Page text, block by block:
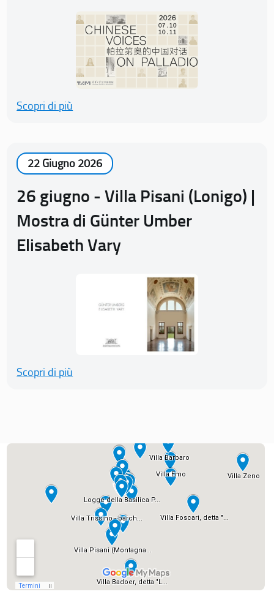
Scopri di più
22 Giugno 2026
26 giugno - Villa Pisani (Lonigo) |
Mostra di Günter Umber
Elisabeth Vary
Scopri di più